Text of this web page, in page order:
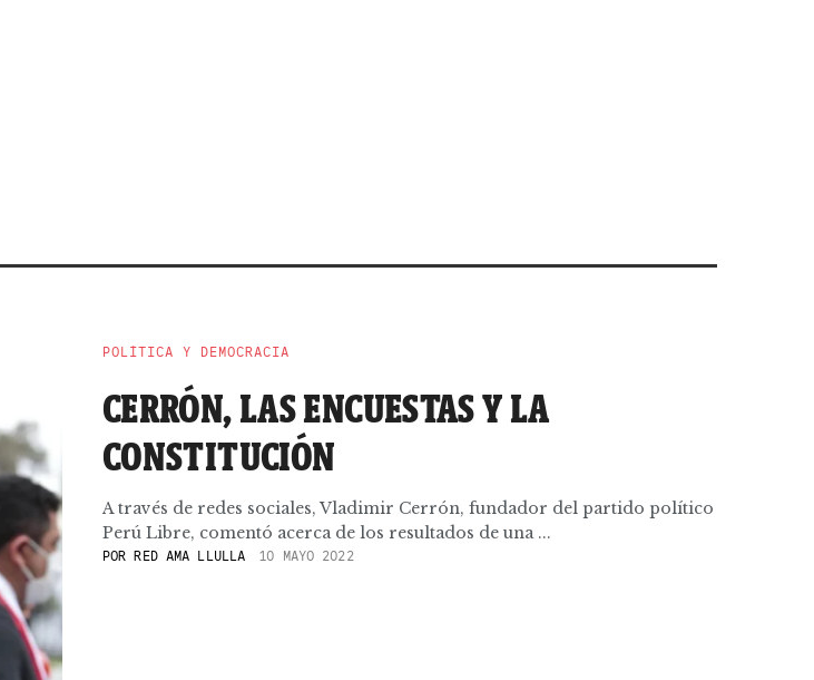
POLÍTICA Y DEMOCRACIA
CERRÓN, LAS ENCUESTAS Y LA
CONSTITUCIÓN
A través de redes sociales, Vladimir Cerrón, fundador del partido político
Perú Libre, comentó acerca de los resultados de una ...
POR RED AMA LLULLA 10 MAYO 2022